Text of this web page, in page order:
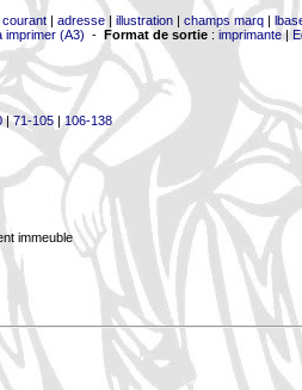
courant| adresse| illustration| champs marq|
imprimer (A3) - Format de sortie: imprimante|
|71-105| 106-138
immeuble